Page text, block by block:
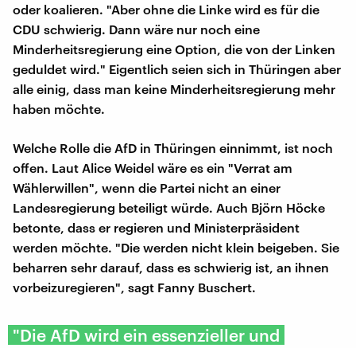
oder koalieren. "Aber ohne die Linke wird es für die
CDU schwierig. Dann wäre nur noch eine
Minderheitsregierung eine Option, die von der Linken
geduldet wird." Eigentlich seien sich in Thüringen aber
alle einig, dass man keine Minderheitsregierung mehr
haben möchte.
Welche Rolle die AfD in Thüringen einnimmt, ist noch
offen. Laut Alice Weidel wäre es ein "Verrat am
Wählerwillen", wenn die Partei nicht an einer
Landesregierung beteiligt würde. Auch Björn Höcke
betonte, dass er regieren und Ministerpräsident
werden möchte. "Die werden nicht klein beigeben. Sie
beharren sehr darauf, dass es schwierig ist, an ihnen
vorbeizuregieren", sagt Fanny Buschert.
"Die AfD wird ein essenzieller und